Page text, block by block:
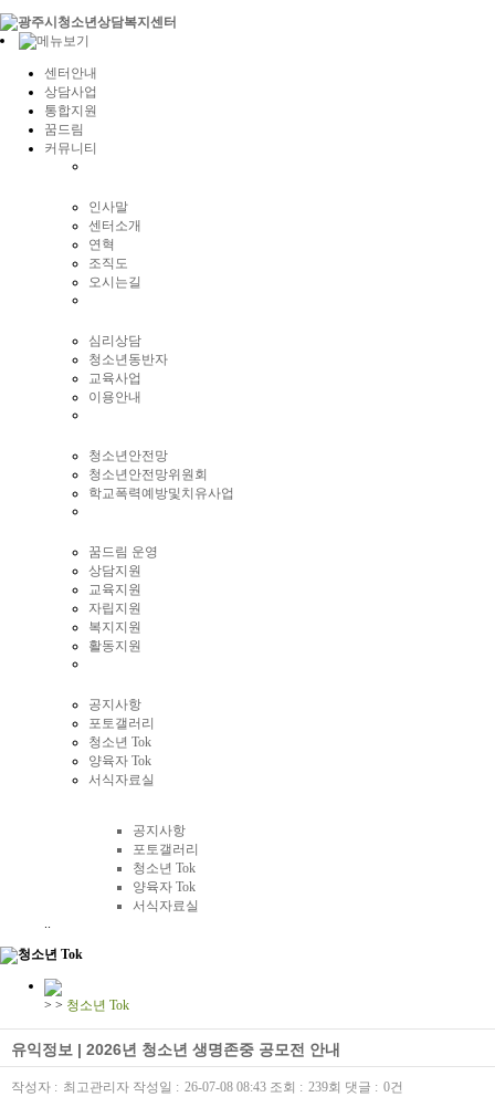
센터안내
상담사업
통합지원
꿈드림
커뮤니티
인사말
센터소개
연혁
조직도
오시는길
심리상담
청소년동반자
교육사업
이용안내
청소년안전망
청소년안전망위원회
학교폭력예방및치유사업
꿈드림 운영
상담지원
교육지원
자립지원
복지지원
활동지원
공지사항
포토갤러리
청소년 Tok
양육자 Tok
서식자료실
공지사항
포토갤러리
청소년 Tok
양육자 Tok
서식자료실
..
청소년 Tok
> > 청소년 Tok
유익정보 | 2026년 청소년 생명존중 공모전 안내
작성자 : 최고관리자 작성일 : 26-07-08 08:43 조회 : 239회 댓글 : 0건